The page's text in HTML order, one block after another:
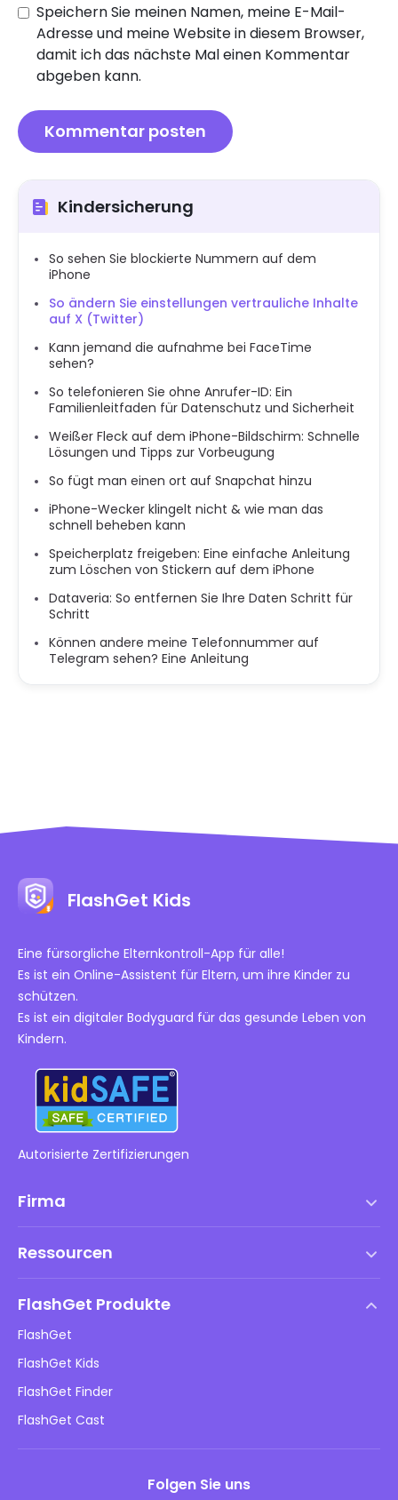
Speichern Sie meinen Namen, meine E-Mail-
Adresse und meine Website in diesem Browser,
damit ich das nächste Mal einen Kommentar
abgeben kann.
Kindersicherung
So sehen Sie blockierte Nummern auf dem
iPhone
So ändern Sie einstellungen vertrauliche Inhalte
auf X (Twitter)
Kann jemand die aufnahme bei FaceTime
sehen?
So telefonieren Sie ohne Anrufer-ID: Ein
Familienleitfaden für Datenschutz und Sicherheit
Weißer Fleck auf dem iPhone-Bildschirm: Schnelle
Lösungen und Tipps zur Vorbeugung
So fügt man einen ort auf Snapchat hinzu
iPhone-Wecker klingelt nicht & wie man das
schnell beheben kann
Speicherplatz freigeben: Eine einfache Anleitung
zum Löschen von Stickern auf dem iPhone
Dataveria: So entfernen Sie Ihre Daten Schritt für
Schritt
Können andere meine Telefonnummer auf
Telegram sehen? Eine Anleitung
FlashGet Kids
Eine fürsorgliche Elternkontroll-App für alle!
Es ist ein Online-Assistent für Eltern, um ihre Kinder zu
schützen.
Es ist ein digitaler Bodyguard für das gesunde Leben von
Kindern.
Autorisierte Zertifizierungen
Firma
DMCA-Richtlinie
Datenschutzrichtlinie
Werberichtlinien
Verkaufen Sie nicht meine Informationen
Ressourcen
Blog
Online-Sicherheit für Kinder
Herunterladen
FlashGet Produkte
FlashGet
FlashGet Kids
FlashGet Finder
FlashGet Cast
Folgen Sie uns